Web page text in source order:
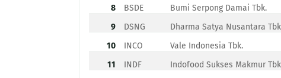
8
BSDE Bumi Serpong Damai Tbk.
9
DSNG Dharma Satya Nusantara
10
INCO Vale Indonesia Tbk.
11
INDF Indofood Sukses Makmur